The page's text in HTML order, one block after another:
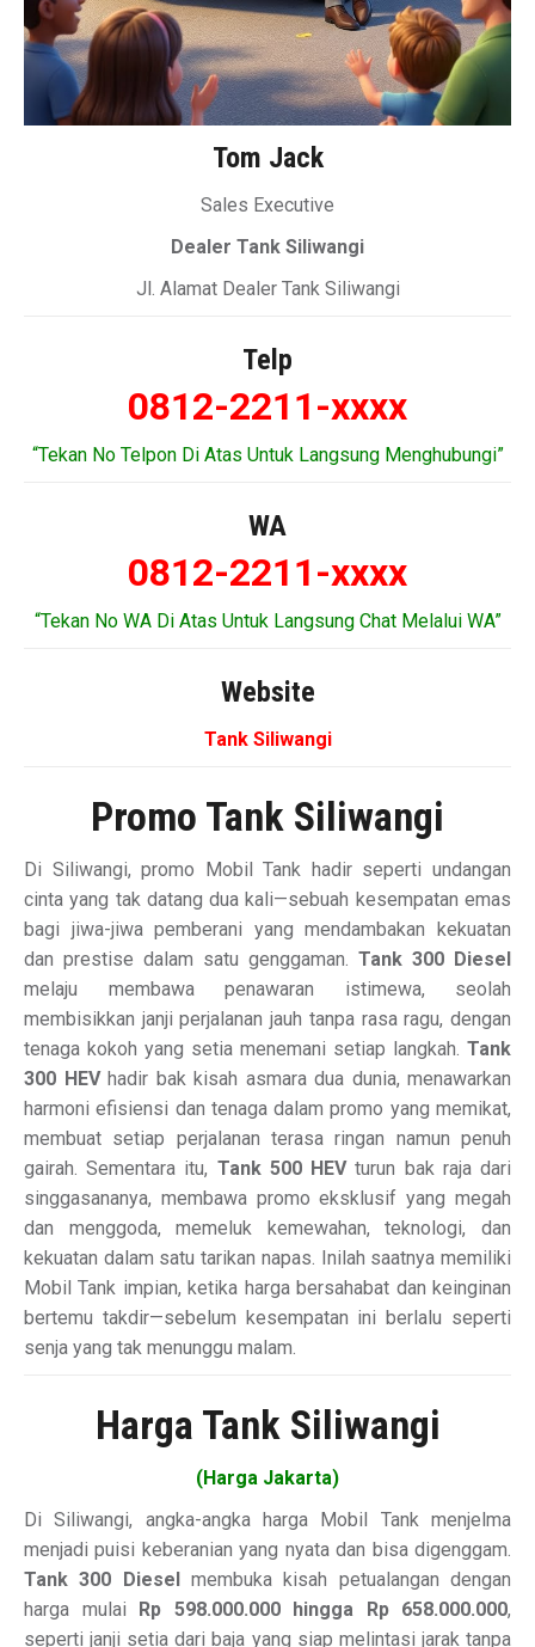
Tom Jack
Sales Executive
Dealer Tank Siliwangi
Jl. Alamat Dealer Tank Siliwangi
Telp
0812-2211-xxxx
“Tekan No Telpon Di Atas Untuk Langsung Menghubungi”
WA
0812-2211-xxxx
“Tekan No WA Di Atas Untuk Langsung Chat Melalui WA”
Website
Tank Siliwangi
Promo Tank Siliwangi
Di Siliwangi, promo Mobil Tank hadir seperti undangan
cinta yang tak datang dua kali—sebuah kesempatan emas
bagi jiwa-jiwa pemberani yang mendambakan kekuatan
dan prestise dalam satu genggaman. Tank 300 Diesel
melaju membawa penawaran istimewa, seolah
membisikkan janji perjalanan jauh tanpa rasa ragu, dengan
tenaga kokoh yang setia menemani setiap langkah. Tank
300 HEVhadir bak kisah asmara dua dunia, menawarkan
harmoni efisiensi dan tenaga dalam promo yang memikat,
membuat setiap perjalanan terasa ringan namun penuh
gairah. Sementara itu, Tank 500 HEVturun bak raja dari
singgasananya, membawa promo eksklusif yang megah
dan menggoda, memeluk kemewahan, teknologi, dan
kekuatan dalam satu tarikan napas. Inilah saatnya memiliki
Mobil Tank impian, ketika harga bersahabat dan keinginan
bertemu takdir—sebelum kesempatan ini berlalu seperti
senja yang tak menunggu malam.
Harga Tank Siliwangi
(Harga Jakarta)
Di Siliwangi, angka-angka harga Mobil Tank menjelma
menjadi puisi keberanian yang nyata dan bisa digenggam.
Tank 300 Diesel
membuka kisah petualangan dengan
harga mulai
Rp 598.000.000 hingga Rp 658.000.000,
seperti janji setia dari baja yang siap melintasi jarak tanpa